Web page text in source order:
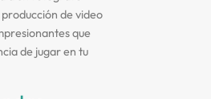
de video
que
de jugar en tu